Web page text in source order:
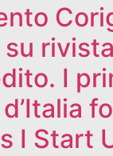
su rivista
I
I Start